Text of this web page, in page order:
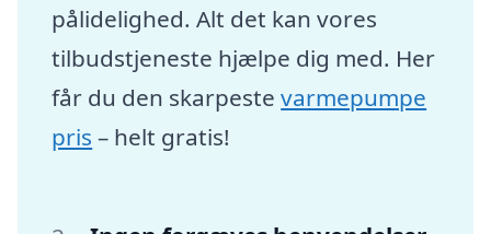
pålidelighed. Alt det kan vores
tilbudstjeneste hjælpe dig med. Her
får du den skarpestevarmepumpe
pris – helt gratis!